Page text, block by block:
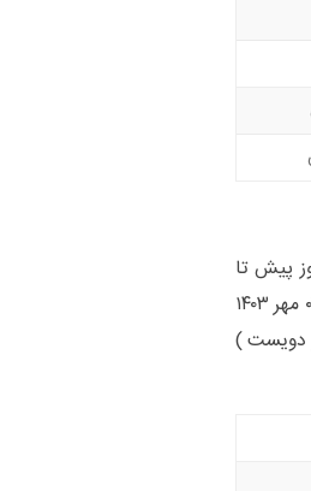
مانند ۲ روز پیش رشد قیمت را تجربه کرد. دلار کانادا که ۲ روز پیش تا
۴۴,۵۵۰ (چهل و چهار هزار و پانصد و پنجاه ) تومان رسیده بود، امروز – شنبه ۰۷ مهر ۱۴۰۳
(چهل و پنج هزار و دویست )